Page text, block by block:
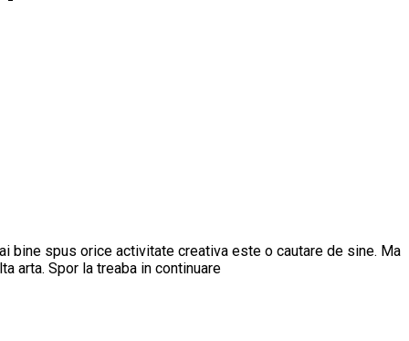
bine spus orice activitate creativa este o cautare de sine. Ma
arta. Spor la treaba in continuare